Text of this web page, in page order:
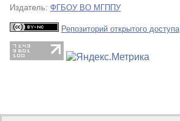
Издатель: ФГБОУ ВО МГППУ
Репозиторий открытого доступа